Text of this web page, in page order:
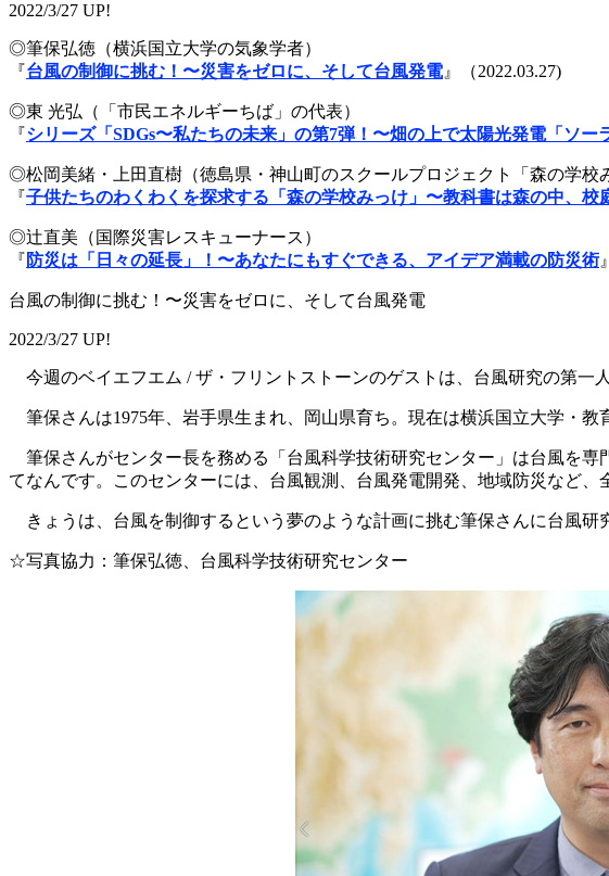
2022/3/27 UP!
◎筆保弘徳（横浜国立大学の気象学者）
『台風の制御に挑む！〜災害をゼロに、そして台風発電』（2022.03.27)
◎東 光弘（「市民エネルギーちば」の代表）
『シリーズ「SDGs〜私たちの未来」の第7弾！〜畑の上で太陽光発電「ソー
◎松岡美緒・上田直樹（徳島県・神山町のスクールプロジェクト「森の学校
『子供たちのわくわくを探求する「森の学校みっけ」〜教科書は森の中、校
◎辻直美（国際災害レスキューナース）
『 防災は「日々の延長」！〜あなたにもすぐできる、アイデア満載の防災術
台風の制御に挑む！〜災害をゼロに、そして台風発電
2022/3/27 UP!
今週のベイエフエム / ザ・フリントストーンのゲストは、台風研究の第一
筆保さんは1975年、岩手県生まれ、岡山県育ち。現在は横浜国立大学・
筆保さんがセンター長を務める「台風科学技術研究センター」は台風を
てなんです。このセンターには、台風観測、台風発電開発、地域防災など、
きょうは、台風を制御するという夢のような計画に挑む筆保さんに台風研
☆写真協力：筆保弘徳、台風科学技術研究センター